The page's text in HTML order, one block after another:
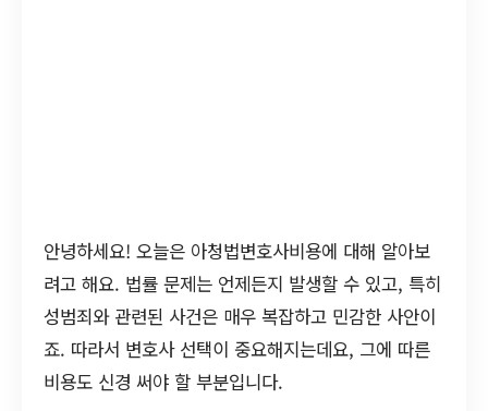
안녕하세요! 오늘은 아청법변호사비용에 대해 알아보
려고 해요. 법률 문제는 언제든지 발생할 수 있고, 특히
성범죄와 관련된 사건은 매우 복잡하고 민감한 사안이
죠. 따라서 변호사 선택이 중요해지는데요, 그에 따른
비용도 신경 써야 할 부분입니다.